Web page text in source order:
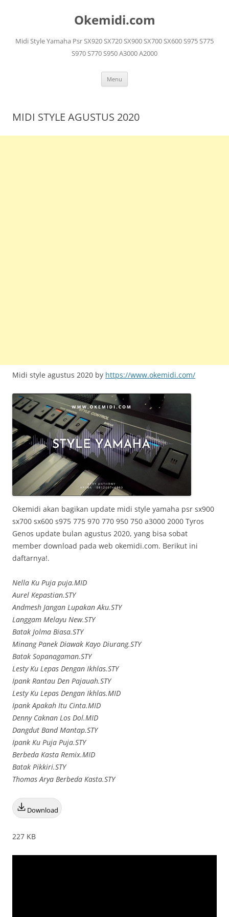
Okemidi.com
Midi Style Yamaha Psr SX920 SX720 SX900 SX700 SX600 S975 S775
S970 S770 S950 A3000 A2000
Menu
MIDI STYLE AGUSTUS 2020
Midi style agustus 2020 by https://www.okemidi.com/
Okemidi akan bagikan update midi style yamaha psr sx900
sx700 sx600 s975 775 970 770 950 750 a3000 2000 Tyros
Genos update bulan agustus 2020, yang bisa sobat
member download pada web okemidi.com. Berikut ini
daftarnya!.
Nella Ku Puja puja.MID
Aurel Kepastian.STY
Andmesh Jangan Lupakan Aku.STY
Langgam Melayu New.STY
Batak Jolma Biasa.STY
Minang Panek Diawak Kayo Diurang.STY
Batak Sopanagaman.STY
Lesty Ku Lepas Dengan Ikhlas.STY
Ipank Rantau Den Pajauah.STY
Lesty Ku Lepas Dengan Ikhlas.MID
Ipank Apakah Itu Cinta.MID
Denny Caknan Los Dol.MID
Dangdut Band Mantap.STY
Ipank Ku Puja Puja.STY
Berbeda Kasta Remix.MID
Batak Pikkiri.STY
Thomas Arya Berbeda Kasta.STY
Download
227 KB